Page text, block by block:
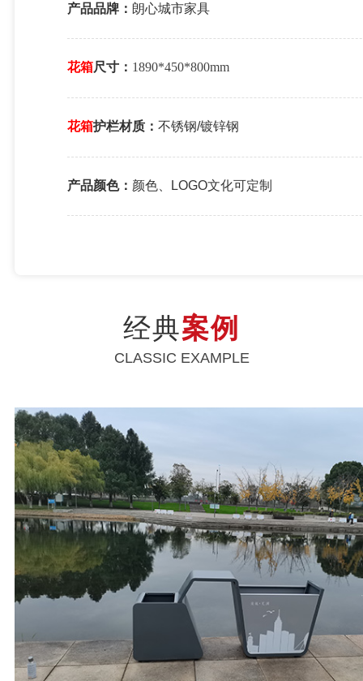
产品品牌： 朗心城市家具
花箱尺寸： 1890*450*800mm
花箱护栏材质： 不锈钢/镀锌钢
产品颜色： 颜色、LOGO文化可定制
经典案例
CLASSIC EXAMPLE